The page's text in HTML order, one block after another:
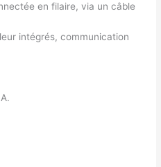
en filaire, via un câble
intégrés, communication